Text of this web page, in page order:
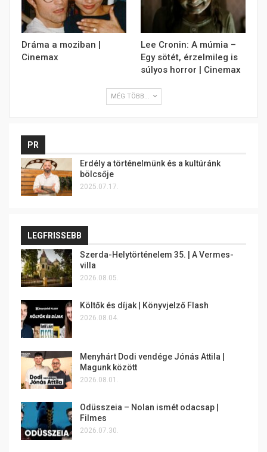
Dráma a moziban |
Cinemax
Lee Cronin: A múmia –
Egy sötét, érzelmileg is
súlyos horror | Cinemax
MÉG TÖBB...
PR
Erdély a történelmünk és a kultúránk
bölcsője
2025.07.17.
LEGFRISSEBB
Szerda-Helytörténelem 35. | A Vermes-
villa
2026.08.05.
Költők és díjak | Könyvjelző Flash
2026.08.04.
Menyhárt Dodi vendége Jónás Attila |
Magunk között
2026.08.01.
Odüsszeia – Nolan ismét odacsap |
Filmes
2026.07.30.